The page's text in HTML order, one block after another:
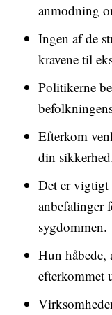
anmodning
Ingen af ​​de
kravene til
Politikerne
Efterkom
din
Det er vigtigt
anbefalinger
sygdommen.
Hun håbede,
efterkommet